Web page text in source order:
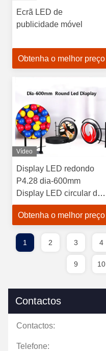
Ecrã LED de
publicidade móvel
Obtenha o melhor preço
Vídeo
Display LED redondo
P4.28 dia-600mm
Display LED circular de
dois lados
Obtenha o melhor preço
1 2 3 4
9 10
Contactos
Contactos:
Telefone: